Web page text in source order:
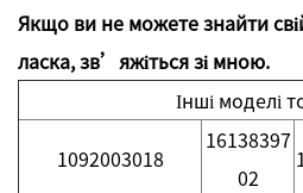
Якщо ви не можете знайти
ласка, зв’яжіться зі мною.
Інші моделі
1092003018
16138397
02